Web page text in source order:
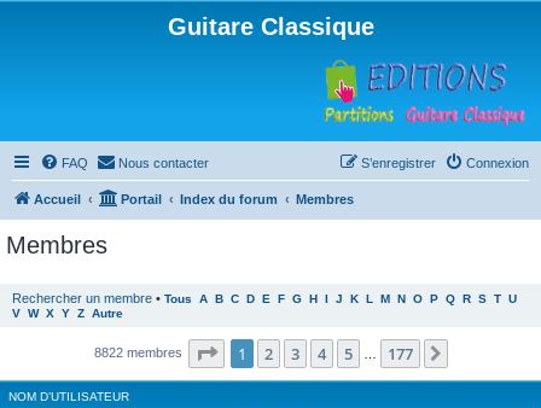
Guitare Classique
FAQ Nous contacter Connexion
S’enregistrer
Accueil Portail Index du forum Membres
Membres
Rechercher un membre • Tous A B C D E F G H I J K L M N O P Q R S T U
V W X Y Z Autre
8822 membres Page 1sur177
1 2 3 4 5 177
NOM D’UTILISATEUR